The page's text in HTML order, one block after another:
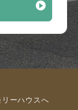
ーハウスへ